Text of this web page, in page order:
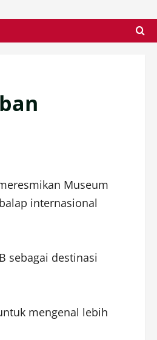
Museum
internasional
sebagai destinasi
mengenal lebih